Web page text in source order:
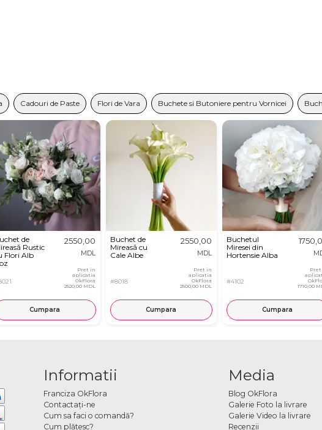
Cadouri de Paste Flori de Vara Buchete si Butoniere pentru Vornicei
de
Rustic
Flori Alb
2550,00
MDL
Pret in
aplicatia
OkFlora
2520,00 MDL
Cumpara
Buchet de
Mireasă cu
Cale Albe
#8018
2550,00
MDL
Pret in
aplicatia
OkFlora
2500,00 MDL
Cumpara
Buchetul
Miresei din
Hortensie Alba
#4102
1710,00
Cumpara
Informatii
Franciza OkFlora
Contactaţi-ne
Cum sa faci o comandă?
Cum plătesc?
Media
Blog OkFlora
Galerie Foto la livrare
Galerie Video la livrare
Recenzii